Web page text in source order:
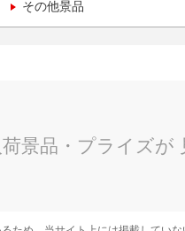
その他景品